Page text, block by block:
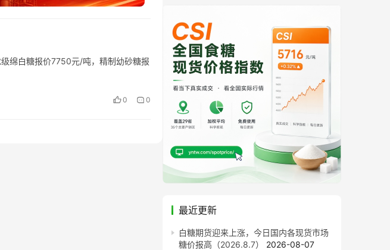
绵白糖报价7750元/吨，精制幼砂糖报
0 0
最近更新
白糖期货迎来上涨，今日国内各现货市场
糖价报高（2026.8.7）
2026-08-07